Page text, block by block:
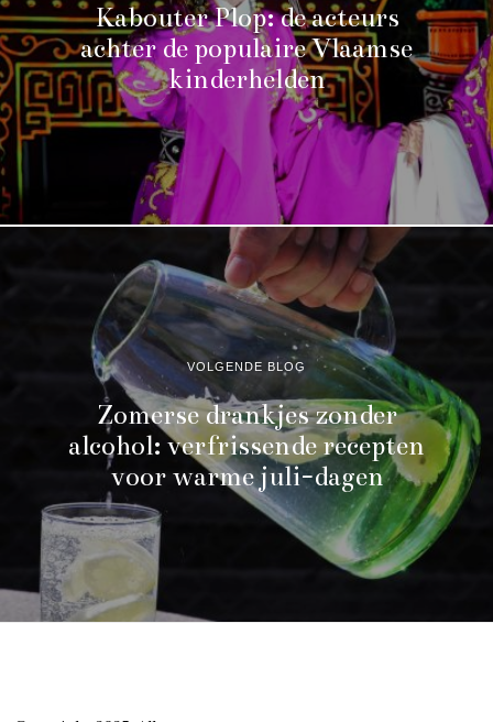
Kabouter Plop: de acteurs
achter de populaire Vlaamse
kinderhelden
VOLGENDE BLOG
Zomerse drankjes zonder
alcohol: verfrissende recepten
voor warme juli-dagen